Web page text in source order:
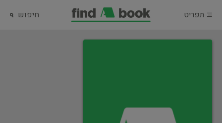
תפריט חיפוש